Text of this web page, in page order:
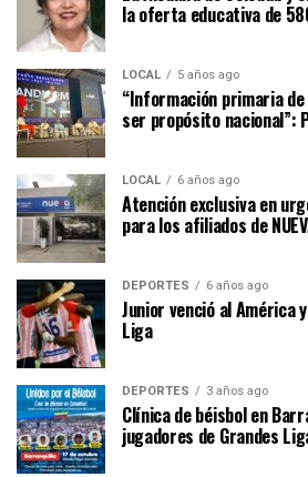
la oferta educativa de
LOCAL 5 años ago
“Información primaria
ser propósito nacional”:
LOCAL 6 años ago
Atención exclusiva en
para los afiliados de
DEPORTES 6 años ago
Junior venció al América
Liga
DEPORTES 3 años ago
Clínica de béisbol en
jugadores de Grandes